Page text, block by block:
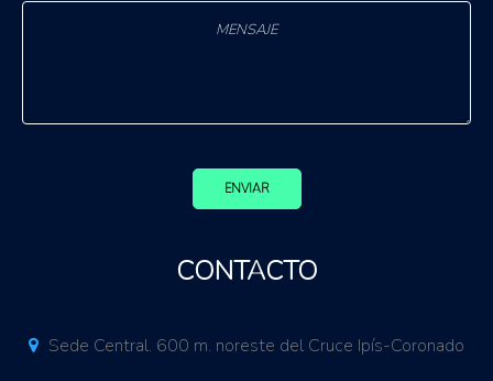
ENVIAR
CONTACTO
Sede Central. 600 m. noreste del Cruce Ipís-Coronado